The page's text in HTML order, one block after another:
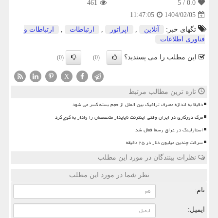
0.0
/ 5
461
1404/02/05
11:47:05
تگهای خبر:
آنلاین , اپراتور , ارتباطات ,
ارتباطات و
فناوری اطلاعات
این مطلب را می پسندید؟ (0)
(0)
X
تازه ترین مطالب مرتبط
دقیقا به اندازه مصرف ترافیک بین الملل از حجم بسته کسر می شود
مرگ دورکاری در ایران وقتی اینترنت ناپایدار متخصصان را وادار به کوچ کرد
استارلینک در عراق رسما فعال شد
سرقت چندین میلیون دلار در ۲۵ دقیقه
نظرات بینندگان در مورد این مطلب
نظر شما در مورد این مطلب
نام:
ایمیل: